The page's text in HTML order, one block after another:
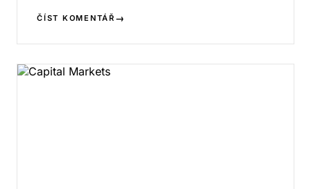
ČÍST KOMENTÁŘ →